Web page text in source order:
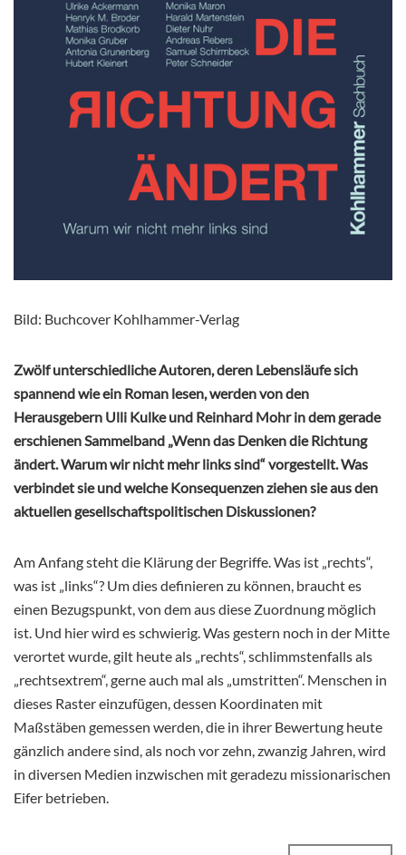
Bild: Buchcover Kohlhammer-Verlag
Zwölf unterschiedliche Autoren, deren Lebensläufe sich
spannend wie ein Roman lesen, werden von den
Herausgebern Ulli Kulke und Reinhard Mohr in dem gerade
erschienen Sammelband „Wenn das Denken die Richtung
ändert. Warum wir nicht mehr links sind“ vorgestellt. Was
verbindet sie und welche Konsequenzen ziehen sie aus den
aktuellen gesellschaftspolitischen Diskussionen?
Am Anfang steht die Klärung der Begriffe. Was ist „rechts“,
was ist „links“? Um dies definieren zu können, braucht es
einen Bezugspunkt, von dem aus diese Zuordnung möglich
ist. Und hier wird es schwierig. Was gestern noch in der Mitte
verortet wurde, gilt heute als „rechts“, schlimmstenfalls als
„rechtsextrem“, gerne auch mal als „umstritten“. Menschen in
dieses Raster einzufügen, dessen Koordinaten mit
Maßstäben gemessen werden, die in ihrer Bewertung heute
gänzlich andere sind, als noch vor zehn, zwanzig Jahren, wird
in diversen Medien inzwischen mit geradezu missionarischen
Eifer betrieben.